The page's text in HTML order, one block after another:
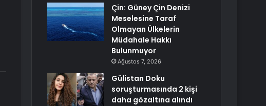
Çin: Güney Çin Denizi
Meselesine Taraf
Olmayan Ülkelerin
Müdahale Hakkı
Bulunmuyor
Ağustos 7, 2026
Gülistan Doku
soruşturmasında 2 kişi
daha gözaltına alındı